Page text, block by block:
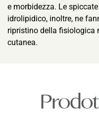
e morbidezza. Le
idrolipidico, inoltre, ne
ripristino della fisiologica
cutanea.